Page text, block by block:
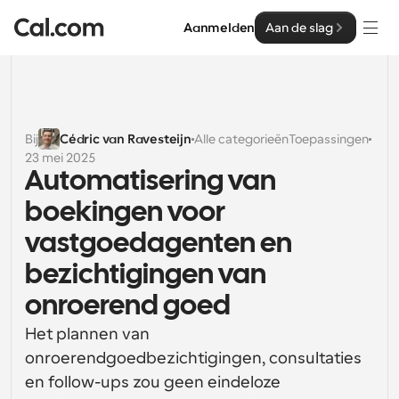
Aanmelden Aan de slag
Oplossingen
Op teamgrootte
Voor individuen
Persoonlijke planning eenvoudig gemaakt
Voor Teams
Samenwerkingsplanning voor groepen
Voor organisaties
Grotere teamsplanning voor meer controle en
beveiliging
Voor ondernemingen
Enterprise
Ontwikkelaar
Ontwikkelaarsdocumentatie
Documentatie voor het Cal.com-platform
API
Hulpbronnen
Lettertype: Cal Sans UI & tekst
Ons eigen variabele lettertype voor
Prijzen
Bij Cédric van Ravesteijn Alle categorieënToepassingen
23 mei 2025
Automatisering van
boekingen voor
vastgoedagenten en
bezichtigingen van
onroerend goed
Het plannen van
onroerendgoedbezichtigingen, consultaties
en follow-ups zou geen eindeloze